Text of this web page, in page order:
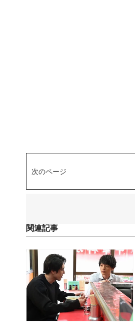
次のページ
関連記事